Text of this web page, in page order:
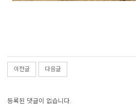
이전글 다음글
등록된 댓글이 없습니다.